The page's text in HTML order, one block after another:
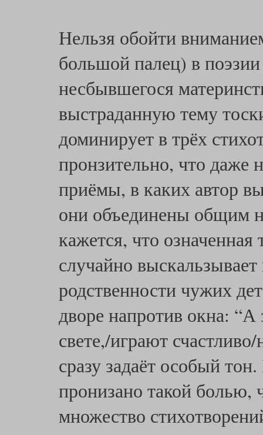
Нельзя обойти
большой палец) в
несбывшегося
выстраданную тему
доминирует в трёх
пронзительно, что даже
приёмы, в каких автор
они объединены общим
кажется, что означенная
случайно
родственности чужих
дворе напротив окна: “А
свете,/играют
сразу задаёт особый
пронизано такой болью,
множество